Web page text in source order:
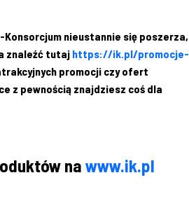
nieustannie się poszerza,
znaleźć tutaj https://ik.pl/promocje-
promocji czy ofert
z pewnością znajdziesz coś dla
na www.ik.pl